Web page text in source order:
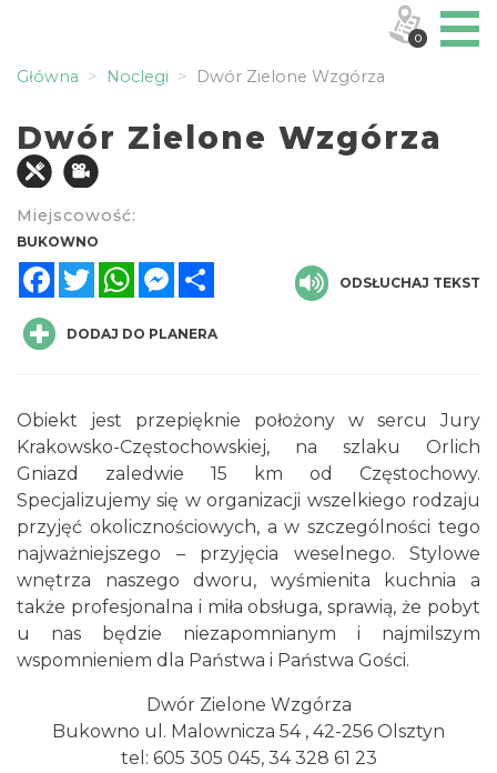
Główna Noclegi Dwór Zielone Wzgórza
Dwór Zielone Wzgórza
Miejscowość:
BUKOWNO
FacebookTwitterWhatsAppMessenger
ODSŁUCHAJ TEKST
DODAJ DO PLANERA
Obiekt jest przepięknie położony w sercu Jury
Krakowsko-Częstochowskiej, na szlaku Orlich
Gniazd zaledwie 15 km od Częstochowy.
Specjalizujemy się w organizacji wszelkiego rodzaju
przyjęć okolicznościowych, a w szczególności tego
najważniejszego – przyjęcia weselnego. Stylowe
wnętrza naszego dworu, wyśmienita kuchnia a
także profesjonalna i miła obsługa, sprawią, że pobyt
u nas będzie niezapomnianym i najmilszym
wspomnieniem dla Państwa i Państwa Gości.
Dwór Zielone Wzgórza
Bukowno ul. Malownicza 54 , 42-256 Olsztyn
tel: 605 305 045, 34 328 61 23
0